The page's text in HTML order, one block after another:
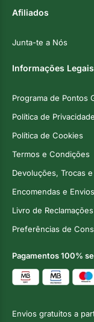
Afiliados
Junta-te a Nós
Informações Legais
Programa de Pontos
Política de Privacidade
Política de Cookies
Termos e Condições
Devoluções, Trocas
Encomendas e Envios
Livro de
Preferências de
Pagamentos 100%
Envios gratuitos a